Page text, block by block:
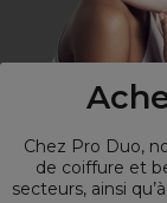
Chez Pro Duo,
de coiffure et
secteurs, ainsi